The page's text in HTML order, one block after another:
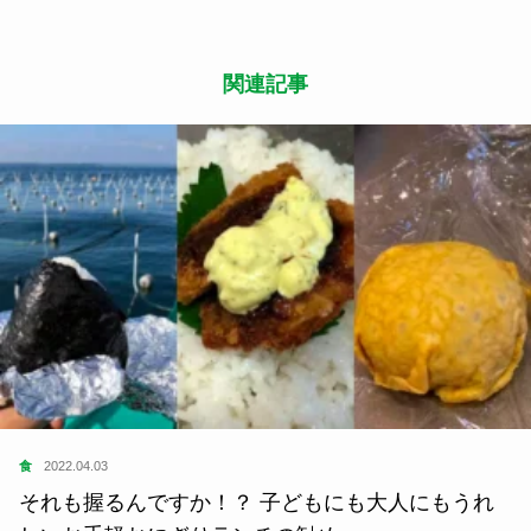
関連記事
食 2022.04.03
それも握るんですか！？ 子どもにも大人にもうれ